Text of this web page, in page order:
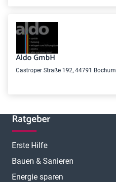
Aldo GmbH
Castroper Straße 192, 44791 Bochum
Ratgeber
Erste Hilfe
Bauen & Sanieren
Energie sparen